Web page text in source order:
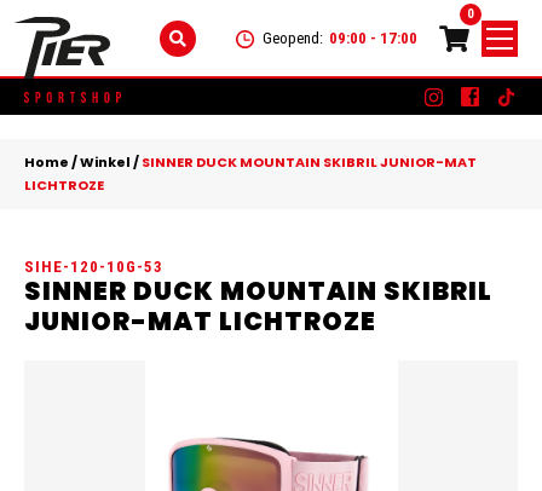
Geopend: 09:00 - 17:00
0
Skip
to
content
ACCESSOIRES
KLEDING
SCHOENEN
KINDEREN
KLEDING
MERKEN
Home/Winkel/SINNER DUCK MOUNTAIN SKIBRIL JUNIOR-MAT
LICHTROZE
SIHE-120-10G-53
SINNER DUCK MOUNTAIN SKIBRIL
JUNIOR-MAT LICHTROZE